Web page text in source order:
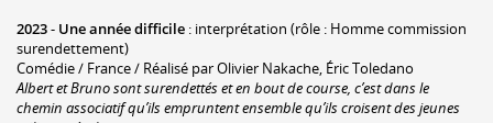
2023- Une année difficile : interprétation (rôle : Homme commission
surendettement)
Comédie / France / Réalisé par Olivier Nakache, Éric Toledano
Albert et Bruno sont surendettés et en bout de course, c’est dans le
chemin associatif qu’ils empruntent ensemble qu’ils croisent des jeunes